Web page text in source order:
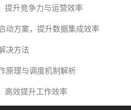
提升竞争力与运营效率
动方案，提升数据集成效率
决方法
原理与调度机制解析
高效提升工作效率